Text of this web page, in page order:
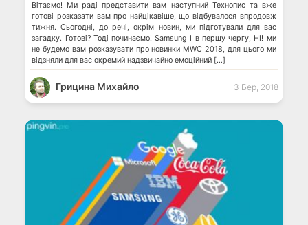
Вітаємо! Ми раді представити вам наступний Технопис та вже
готові розказати вам про найцікавіше, що відбувалося впродовж
тижня. Сьогодні, до речі, окрім новин, ми підготували для вас
загадку. Готові? Тоді починаємо! Samsung І в першу чергу, НІ! ми
не будемо вам розказувати про новинки MWC 2018, для цього ми
відзняли для вас окремий надзвичайно емоційний […]
Грицина Михайло 3 Бер, 2018